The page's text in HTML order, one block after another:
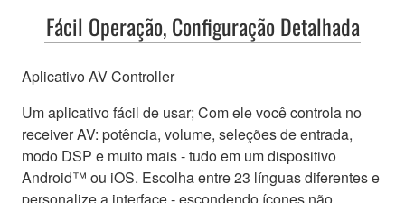
Fácil Operação, Configuração Detalhada
Aplicativo AV Controller
Um aplicativo fácil de usar; Com ele você controla no
receiver AV: potência, volume, seleções de entrada,
modo DSP e muito mais - tudo em um dispositivo
Android™ ou iOS. Escolha entre 23 línguas diferentes e
personalize a interface - escondendo ícones não